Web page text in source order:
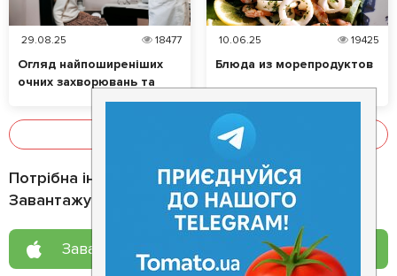
29.08.25 18477
Огляд найпоширеніших
очних захворювань та
їхніх симптомів. Які
продукти позитивно
10.06.25 19425
Блюда из морепродуктов
Показати все
Потрібна інформація про заклад?
Завантажуйте додаток!
Завантажте у App Store